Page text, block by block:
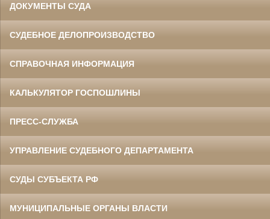
ДОКУМЕНТЫ СУДА
СУДЕБНОЕ ДЕЛОПРОИЗВОДСТВО
СПРАВОЧНАЯ ИНФОРМАЦИЯ
КАЛЬКУЛЯТОР ГОСПОШЛИНЫ
ПРЕСС-СЛУЖБА
УПРАВЛЕНИЕ СУДЕБНОГО ДЕПАРТАМЕНТА
СУДЫ СУБЪЕКТА РФ
МУНИЦИПАЛЬНЫЕ ОРГАНЫ ВЛАСТИ